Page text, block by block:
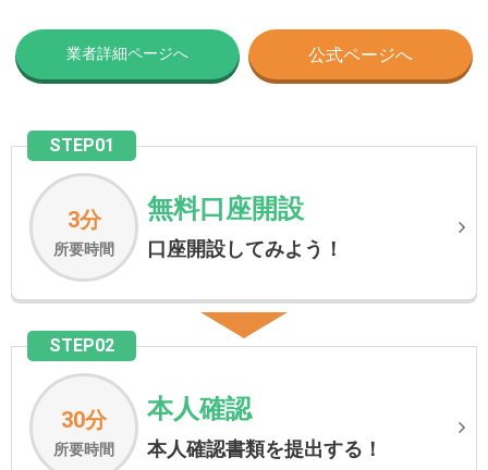
業者詳細ページへ 公式ページへ
STEP01
3分
所要時間
無料口座開設
口座開設してみよう！
STEP02
30分
所要時間
本人確認
本人確認書類を提出する！